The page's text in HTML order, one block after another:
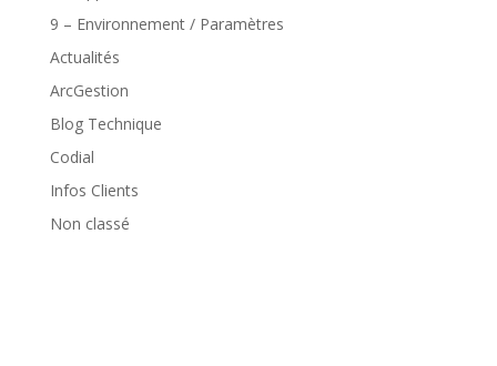
9 – Environnement / Paramètres
Actualités
ArcGestion
Blog Technique
Codial
Infos Clients
Non classé